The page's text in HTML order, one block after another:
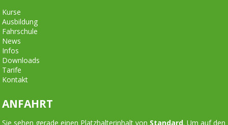
Kurse
Ausbildung
Fahrschule
News
Infos
Downloads
Tarife
Kontakt
ANFAHRT
Sie sehen gerade einen Platzhalterinhalt von Standard. Um auf den